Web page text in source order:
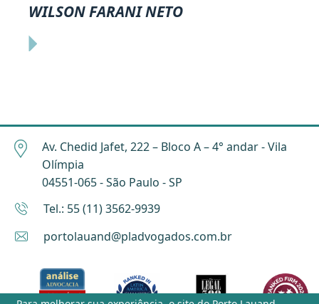
WILSON FARANI NETO
Av. Chedid Jafet, 222 – Bloco A – 4° andar - Vila
Olímpia
04551-065 - São Paulo - SP
Tel.: 55 (11) 3562-9939
portolauand@pladvogados.com.br